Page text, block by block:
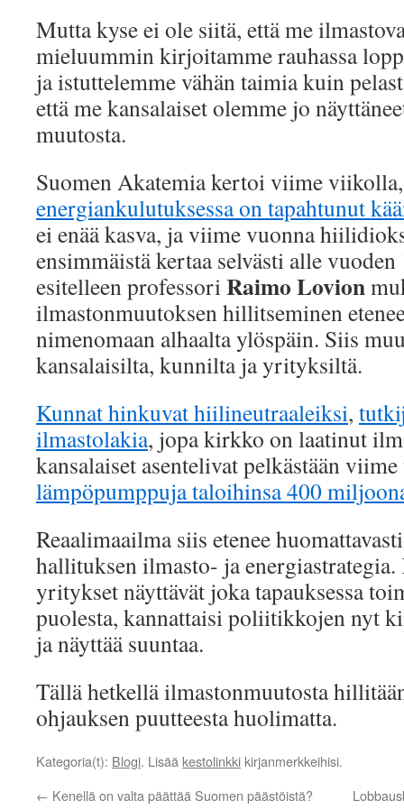
Mutta kyse ei ole siitä, että me
mieluummin kirjoitamme rauhassa
ja istuttelemme vähän taimia kuin
että me kansalaiset olemme jo
muutosta.
Suomen Akatemia kertoi viime
energiankulutuksessa on tapahtunut
ei enää kasva, ja viime vuonna
ensimmäistä kertaa selvästi alle
esitelleen professoriRaimo Lovion
ilmastonmuutoksen hillitseminen
nimenomaan alhaalta ylöspäin. Siis
kansalaisilta, kunnilta ja yrityksiltä.
Kunnat hinkuvat hiilineutraaleiksi,
ilmastolakia, jopa kirkko on laatinut
kansalaiset asentelivat pelkästään
lämpöpumppuja taloihinsa 400
Reaalimaailma siis etenee
hallituksen ilmasto- ja
yritykset näyttävät joka tapauksessa
puolesta, kannattaisi poliitikkojen nyt
ja näyttää suuntaa.
Tällä hetkellä ilmastonmuutosta
ohjauksen puutteesta huolimatta.
Kategoria(t): Blogi. Lisää kestolinkki kirjanmerkkeihisi.
← Kenellä on valta päättää Suomen päästöistä?